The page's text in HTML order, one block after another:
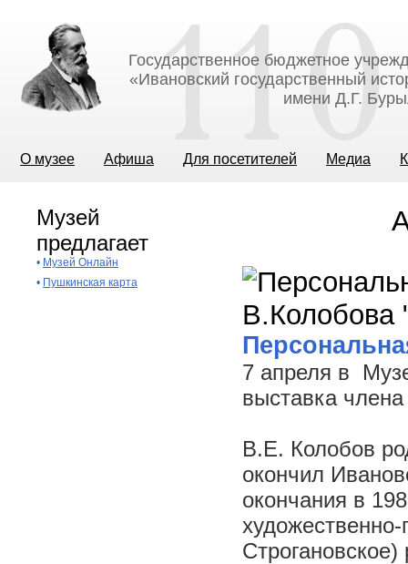
Государственное бюджетное
«Ивановский государственный
имени Д.Г.
О музее Афиша Для посетителей Медиа
Музей
предлагает
• Музей Онлайн
• Пушкинская карта
7 апреля в
выставка
В.Е. Колобов
окончил
окончания в